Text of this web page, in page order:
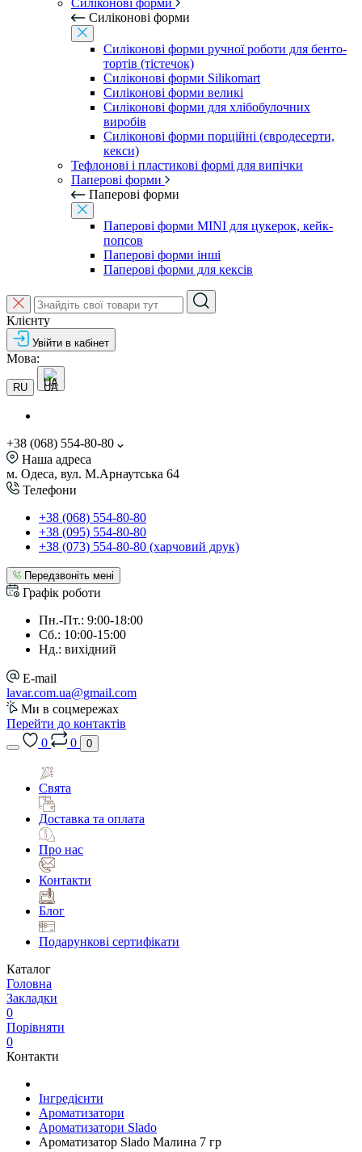
Силіконові форми
Силіконові форми
Силіконові форми ручної роботи для бенто-
тортів (тістечок)
Силіконові форми Silikomart
Силіконові форми великі
Силіконові форми для хлібобулочних
виробів
Силіконові форми порційні (євродесерти,
кекси)
Тефлонові і пластикові формі для випічки
Паперові форми
Паперові форми
Паперові форми MINI для цукерок, кейк-
попсов
Паперові форми інші
Паперові форми для кексів
Клієнту
Увійти в кабінет
Мова:
RU UA
+38 (068) 554-80-80
Наша адреса
м. Одеса, вул. М.Арнаутська 64
Телефони
+38 (068) 554-80-80
+38 (095) 554-80-80
+38 (073) 554-80-80 (харчовий друк)
Передзвоніть мені
Графік роботи
Пн.-Пт.: 9:00-18:00
Сб.: 10:00-15:00
Нд.: вихідний
E-mail
lavar.com.ua@gmail.com
Ми в соцмережах
Перейти до контактів
0
0 0
Свята
Доставка та оплата
Про нас
Контакти
Блог
Подарункові сертифікати
Каталог
Головна
Закладки
0
Порівняти
0
Контакти
Інгредієнти
Ароматизатори
Ароматизатори Slado
Ароматизатор Slado Малина 7 гр